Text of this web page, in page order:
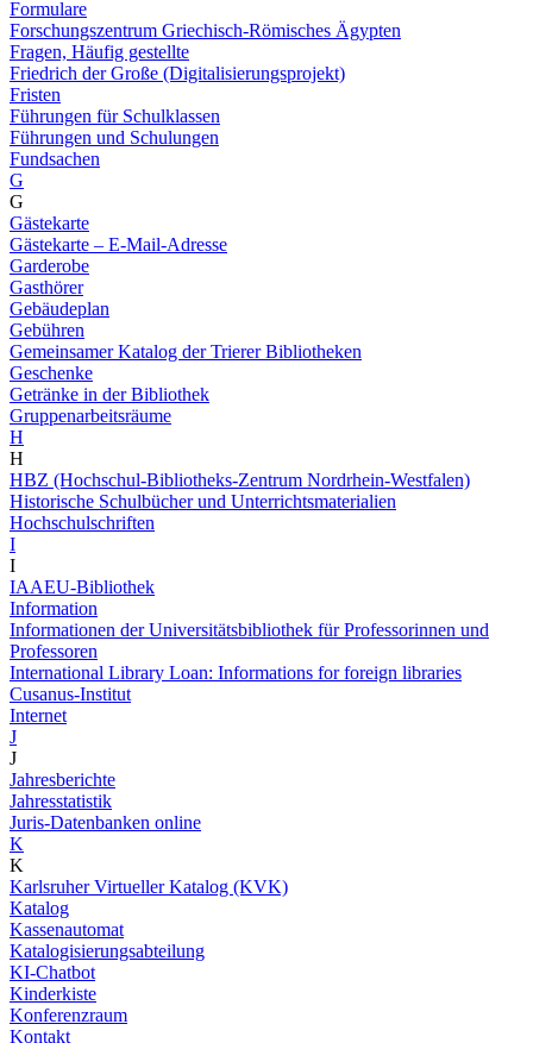
Formulare
Forschungszentrum Griechisch-Römisches Ägypten
Fragen, Häufig gestellte
Friedrich der Große (Digitalisierungsprojekt)
Fristen
Führungen für Schulklassen
Führungen und Schulungen
Fundsachen
G
G
Gästekarte
Gästekarte – E-Mail-Adresse
Garderobe
Gasthörer
Gebäudeplan
Gebühren
Gemeinsamer Katalog der Trierer Bibliotheken
Geschenke
Getränke in der Bibliothek
Gruppenarbeitsräume
H
H
HBZ (Hochschul-Bibliotheks-Zentrum Nordrhein-Westfalen)
Historische Schulbücher und Unterrichtsmaterialien
Hochschulschriften
I
I
IAAEU-Bibliothek
Information
Informationen der Universitätsbibliothek für Professorinnen und
Professoren
International Library Loan: Informations for foreign libraries
Cusanus-Institut
Internet
J
J
Jahresberichte
Jahresstatistik
Juris-Datenbanken online
K
K
Karlsruher Virtueller Katalog (KVK)
Katalog
Kassenautomat
Katalogisierungsabteilung
KI-Chatbot
Kinderkiste
Konferenzraum
Kontakt